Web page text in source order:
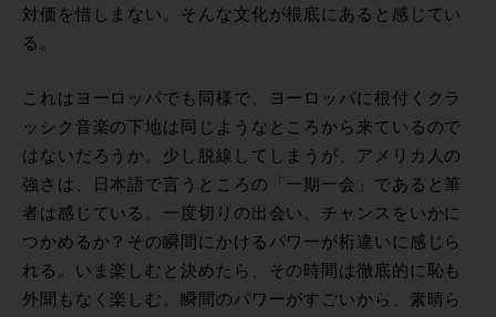
対価を惜しまない。そんな文化が根底にあると感じてい
る。
これはヨーロッパでも同様で、ヨーロッパに根付くクラ
ッシク音楽の下地は同じようなところから来ているので
はないだろうか。少し脱線してしまうが、アメリカ人の
強さは、日本語で言うところの「一期一会」であると筆
者は感じている。一度切りの出会い、チャンスをいかに
つかめるか？その瞬間にかけるパワーが桁違いに感じら
れる。いま楽しむと決めたら、その時間は徹底的に恥も
外聞もなく楽しむ。瞬間のパワーがすごいから、素晴ら